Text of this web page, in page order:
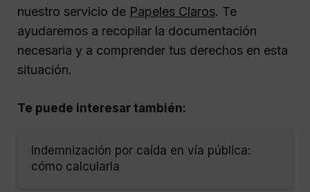
nuestro servicio de Papeles Claros. Te
ayudaremos a recopilar la documentación
necesaria y a comprender tus derechos en esta
situación.
Te puede interesar también:
Indemnización por caída en vía pública:
cómo calcularla